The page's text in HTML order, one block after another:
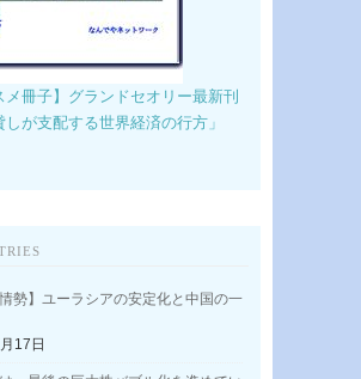
メ冊子】グランドセオリー最新刊
が支配する世界経済の行方」
情勢】ユーラシアの安定化と中国の一
17日